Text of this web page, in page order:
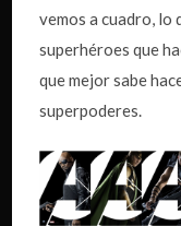
vemos a cuadro, lo
superhéroes que
que mejor sabe
superpoderes.